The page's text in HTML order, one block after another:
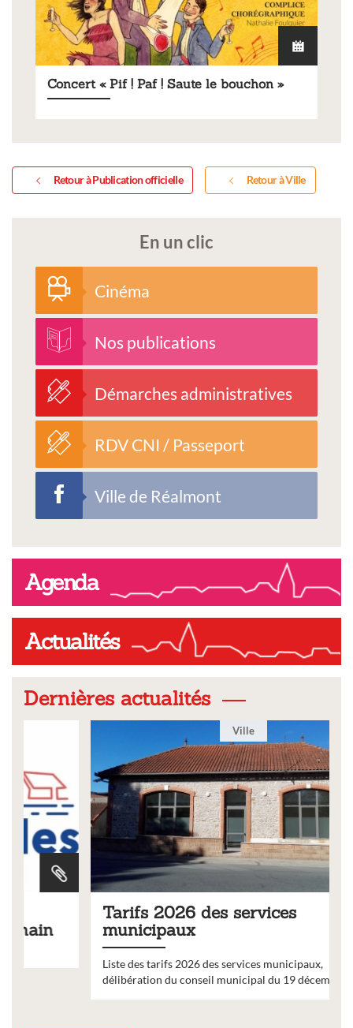
Concert « Pif ! Paf ! Saute le bouchon »
Retour à Publication officielle Retour à Ville
En un clic
Cinéma
Nos publications
Démarches administratives
RDV CNI / Passeport
Ville de Réalmont
Agenda
Actualités
Dernières actualités
Tarifs 2026 des services
municipaux
Liste des tarifs 2026 des services municipaux,
délibération du conseil municipal du 19 décembre 2025